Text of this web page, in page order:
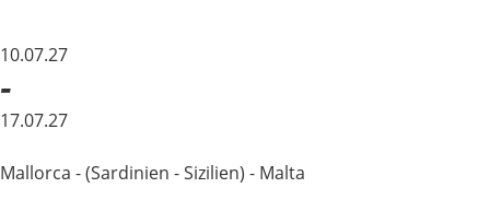
10.07.27
-
17.07.27
Mallorca - (Sardinien - Sizilien) - Malta